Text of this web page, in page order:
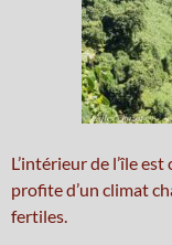
L’intérieur de l’île
profite d’un climat
fertiles.